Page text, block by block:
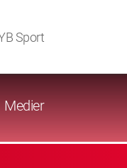
Sport
Medier